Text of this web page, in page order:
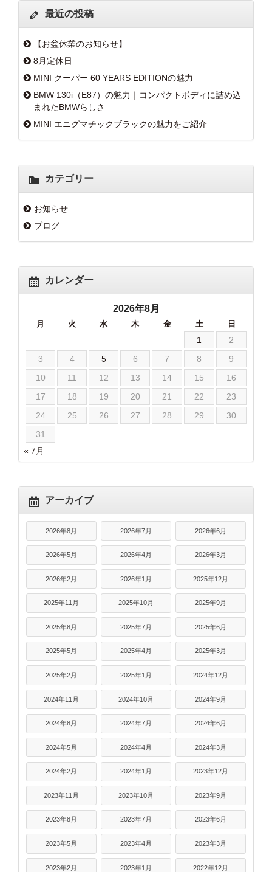
最近の投稿
【お盆休業のお知らせ】
8月定休日
MINI クーパー 60 YEARS EDITIONの魅力
BMW 130i（E87）の魅力｜コンパクトボディに詰め込
まれたBMWらしさ
MINI エニグマチックブラックの魅力をご紹介
カテゴリー
お知らせ
ブログ
カレンダー
2026年8月
月 火 水 木 金 土 日
1
2
3
4 5 6 7 8
9
10
11 12 13 14 15
16
17
18 19 20 21 22
23
24
25 26 27 28 29
30
31
« 7月
アーカイブ
2026年8月 2026年7月 2026年6月
2026年5月 2026年4月 2026年3月
2026年2月 2026年1月 2025年12月
2025年11月 2025年10月 2025年9月
2025年8月 2025年7月 2025年6月
2025年5月 2025年4月 2025年3月
2025年2月 2025年1月 2024年12月
2024年11月 2024年10月 2024年9月
2024年8月 2024年7月 2024年6月
2024年5月 2024年4月 2024年3月
2024年2月 2024年1月 2023年12月
2023年11月 2023年10月 2023年9月
2023年8月 2023年7月 2023年6月
2023年5月 2023年4月 2023年3月
2023年2月 2023年1月 2022年12月